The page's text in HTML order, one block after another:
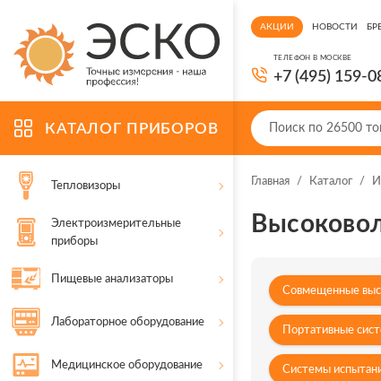
КАТАЛОГ ПРИБОРОВ
Тепловизоры
Электроизмерительные
приборы
Пищевые анализаторы
Лабораторное оборудование
Медицинское оборудование
АКЦИИ НОВОСТИ
ТЕЛЕФОН В МОСКВЕ
+7 (495) 159-
Главная / Каталог /
Совмещенные
Портативные
Системы